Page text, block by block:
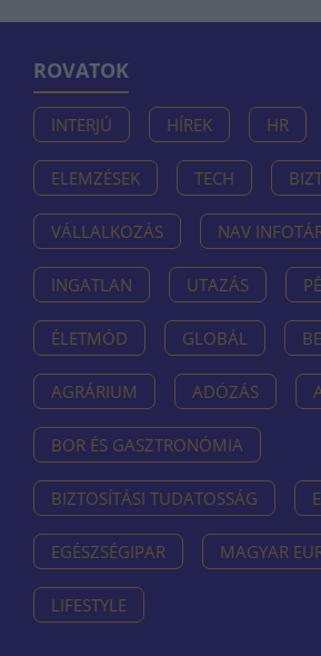
ROVATOK
INTERJÚ HÍREK HR
ELEMZÉSEK TECH
VÁLLALKOZÁS NAV
INGATLAN UTAZÁS
ÉLETMÓD GLOBÁL
AGRÁRIUM ADÓZÁS
BOR ÉS GASZTRONÓMIA
BIZTOSÍTÁSI TUDATOSSÁG
EGÉSZSÉGIPAR MAGYAR
LIFESTYLE